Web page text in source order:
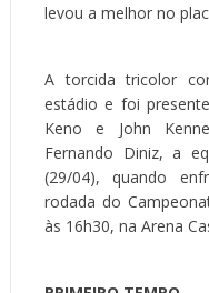
levou a melhor no
A torcida tricolor
estádio e foi
Keno e John
Fernando Diniz, a
(29/04), quando
rodada do
às 16h30, na Arena